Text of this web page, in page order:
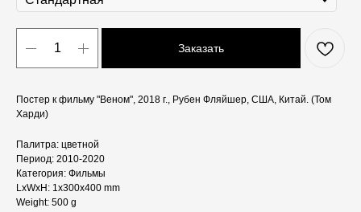
Заказать
Постер к фильму "Веном", 2018 г., Рубен Фляйшер, США, Китай. (Том
Харди)
Палитра: цветной
Период: 2010-2020
Категория: Фильмы
LxWxH: 1x300x400 mm
Weight: 500 g